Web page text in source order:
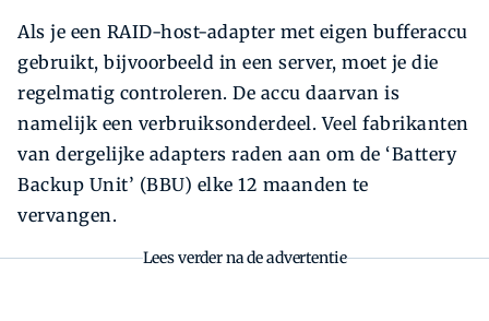
Als je een RAID-host-adapter met eigen bufferaccu
gebruikt, bijvoorbeeld in een server, moet je die
regelmatig controleren. De accu daarvan is
namelijk een verbruiksonderdeel. Veel fabrikanten
van dergelijke adapters raden aan om de ‘Battery
Backup Unit’ (BBU) elke 12 maanden te
vervangen.
Lees verder na de advertentie